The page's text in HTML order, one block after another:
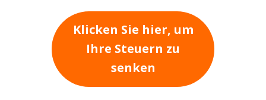
Klicken Sie hier, um
Ihre Steuern zu
senken